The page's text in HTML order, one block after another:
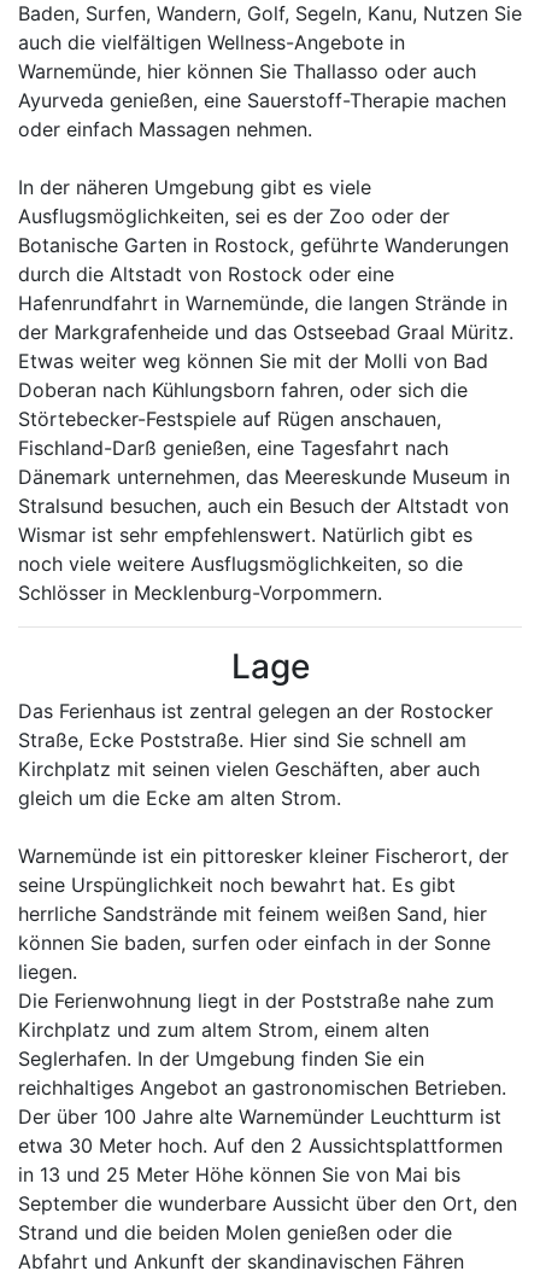
Baden, Surfen, Wandern, Golf, Segeln, Kanu, Nutzen Sie
auch die vielfältigen Wellness-Angebote in
Warnemünde, hier können Sie Thallasso oder auch
Ayurveda genießen, eine Sauerstoff-Therapie machen
oder einfach Massagen nehmen.
In der näheren Umgebung gibt es viele
Ausflugsmöglichkeiten, sei es der Zoo oder der
Botanische Garten in Rostock, geführte Wanderungen
durch die Altstadt von Rostock oder eine
Hafenrundfahrt in Warnemünde, die langen Strände in
der Markgrafenheide und das Ostseebad Graal Müritz.
Etwas weiter weg können Sie mit der Molli von Bad
Doberan nach Kühlungsborn fahren, oder sich die
Störtebecker-Festspiele auf Rügen anschauen,
Fischland-Darß genießen, eine Tagesfahrt nach
Dänemark unternehmen, das Meereskunde Museum in
Stralsund besuchen, auch ein Besuch der Altstadt von
Wismar ist sehr empfehlenswert. Natürlich gibt es
noch viele weitere Ausflugsmöglichkeiten, so die
Schlösser in Mecklenburg-Vorpommern.
Lage
Das Ferienhaus ist zentral gelegen an der Rostocker
Straße, Ecke Poststraße. Hier sind Sie schnell am
Kirchplatz mit seinen vielen Geschäften, aber auch
gleich um die Ecke am alten Strom.
Warnemünde ist ein pittoresker kleiner Fischerort, der
seine Urspünglichkeit noch bewahrt hat. Es gibt
herrliche Sandstrände mit feinem weißen Sand, hier
können Sie baden, surfen oder einfach in der Sonne
liegen.
Die Ferienwohnung liegt in der Poststraße nahe zum
Kirchplatz und zum altem Strom, einem alten
Seglerhafen. In der Umgebung finden Sie ein
reichhaltiges Angebot an gastronomischen Betrieben.
Der über 100 Jahre alte Warnemünder Leuchtturm ist
etwa 30 Meter hoch. Auf den 2 Aussichtsplattformen
in 13 und 25 Meter Höhe können Sie von Mai bis
September die wunderbare Aussicht über den Ort, den
Strand und die beiden Molen genießen oder die
Abfahrt und Ankunft der skandinavischen Fähren